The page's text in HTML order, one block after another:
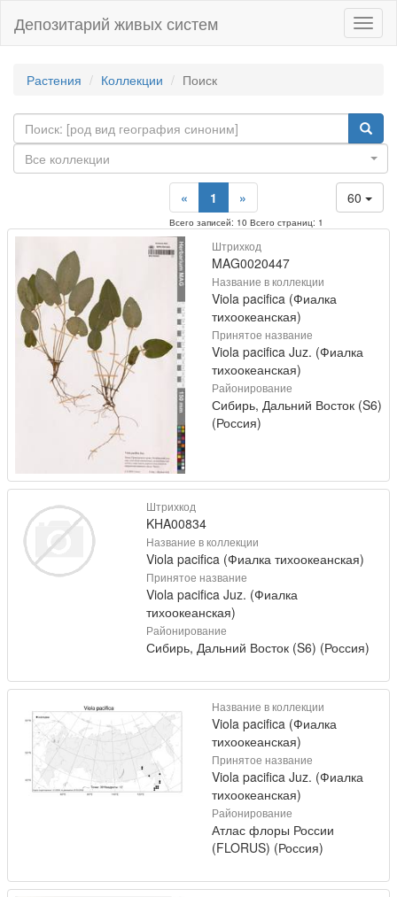
Депозитарий живых систем
Растения Коллекции Поиск
Все коллекции
60
« 1 »
Всего записей: 10 Всего страниц: 1
Штрихкод
MAG0020447
Название в коллекции
Viola pacifica (Фиалка
тихоокеанская)
Принятое название
Viola pacifica Juz. (Фиалка
тихоокеанская)
Районирование
Сибирь, Дальний Восток (S6)
(Россия)
Штрихкод
KHA00834
Название в коллекции
Viola pacifica (Фиалка тихоокеанская)
Принятое название
Viola pacifica Juz. (Фиалка
тихоокеанская)
Районирование
Сибирь, Дальний Восток (S6) (Россия)
Название в коллекции
Viola pacifica (Фиалка
тихоокеанская)
Принятое название
Viola pacifica Juz. (Фиалка
тихоокеанская)
Районирование
Атлас флоры России
(FLORUS) (Россия)